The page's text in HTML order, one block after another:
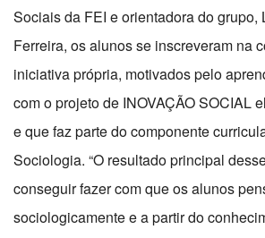
Sociais da FEI e orientadora do grupo,
Ferreira, os alunos se inscreveram na
iniciativa própria, motivados pelo
com o projeto de INOVAÇÃO SOCIAL
e que faz parte do componente
Sociologia. “O resultado principal
conseguir fazer com que os alunos
sociologicamente e a partir do